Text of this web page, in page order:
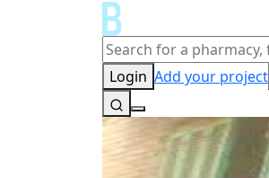
Login Add your project